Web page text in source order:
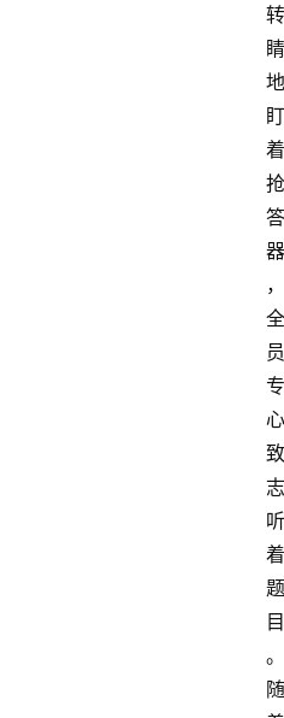
转
睛
地
盯
着
抢
答
器
，
全
员
专
心
致
志
听
着
题
目
。
随